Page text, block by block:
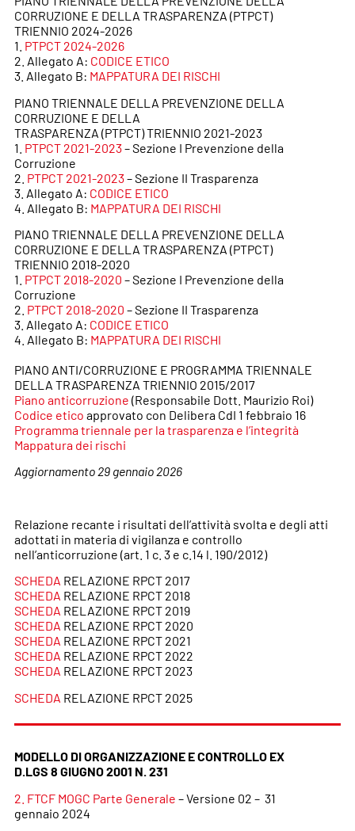
CORRUZIONE E DELLA TRASPARENZA (PTPCT)
TRIENNIO 2024-2026
1. PTPCT 2024-2026
2. Allegato A: CODICE ETICO
3. Allegato B: MAPPATURA DEI RISCHI
PIANO TRIENNALE DELLA PREVENZIONE DELLA
CORRUZIONE E DELLA
TRASPARENZA (PTPCT) TRIENNIO 2021-2023
1. PTPCT 2021-2023– Sezione I Prevenzione della
Corruzione
2. PTPCT 2021-2023– Sezione II Trasparenza
3. Allegato A: CODICE ETICO
4. Allegato B: MAPPATURA DEI RISCHI
PIANO TRIENNALE DELLA PREVENZIONE DELLA
CORRUZIONE E DELLA TRASPARENZA (PTPCT)
TRIENNIO 2018-2020
1. PTPCT 2018-2020 – Sezione I Prevenzione della
Corruzione
2. PTPCT 2018-2020 – Sezione II Trasparenza
3. Allegato A: CODICE ETICO
4. Allegato B: MAPPATURA DEI RISCHI
PIANO ANTI/CORRUZIONE E PROGRAMMA TRIENNALE
DELLA TRASPARENZA TRIENNIO 2015/2017
Piano anticorruzione (Responsabile Dott. Maurizio Roi)
Codice etico approvato con Delibera CdI 1 febbraio 16
Programma triennale per la trasparenza e l’integrità
Mappatura dei rischi
Aggiornamento 29 gennaio 2026
Relazione recante i risultati dell’attività svolta e degli atti
adottati in materia di vigilanza e controllo
nell’anticorruzione (art. 1 c. 3 e c.14 l. 190/2012)
SCHEDA RELAZIONE RPCT 2017
SCHEDA RELAZIONE RPCT 2018
SCHEDA RELAZIONE RPCT 2019
SCHEDA RELAZIONE RPCT 2020
SCHEDA RELAZIONE RPCT 2021
SCHEDA RELAZIONE RPCT 2022
SCHEDA RELAZIONE RPCT 2023
SCHEDA RELAZIONE RPCT 2025
MODELLO DI ORGANIZZAZIONE E CONTROLLO EX
D.LGS 8 GIUGNO 2001 N. 231
2. FTCF MOGC Parte Generale – Versione 02 – 31
gennaio 2024